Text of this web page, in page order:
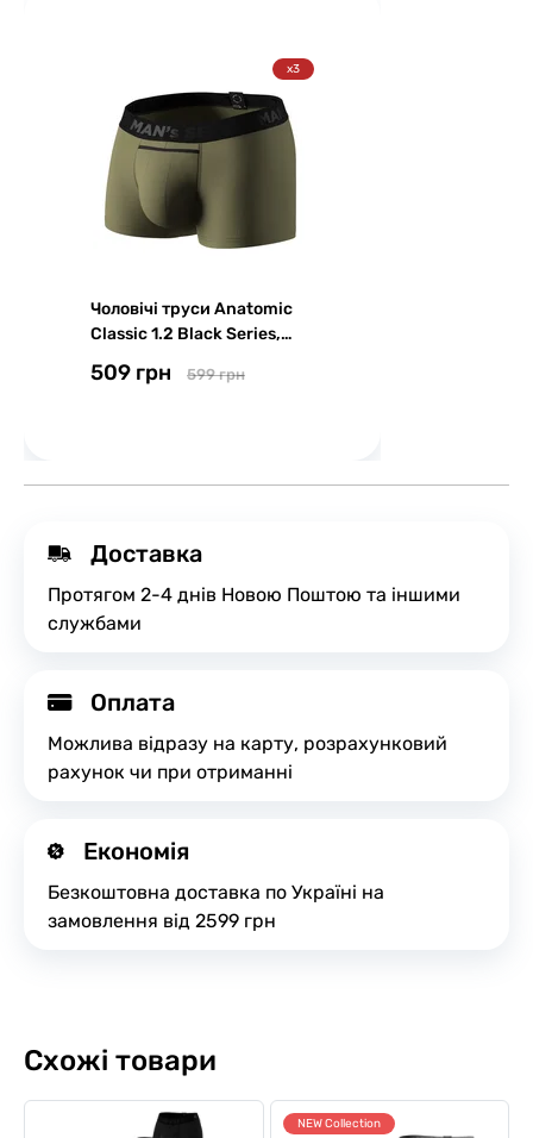
x3
Чоловічі труси Anatomic
Classic 1.2 Black Series,
509 грн 599 грн
Доставка
Протягом 2-4 днів Новою Поштою та іншими
службами
Оплата
Можлива відразу на карту, розрахунковий
рахунок чи при отриманні
Економія
Безкоштовна доставка по Україні на
замовлення від 2599 грн
Схожі товари
NEW Collection